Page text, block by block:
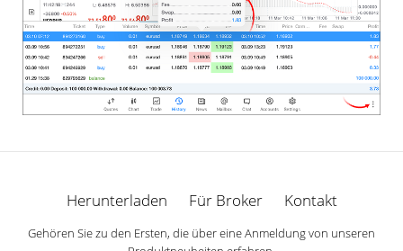
Herunterladen Für Broker Kontakt
Gehören Sie zu den Ersten, die über eine Anmeldung von unseren